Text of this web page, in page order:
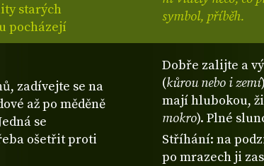
starých
pocházejí
symbol, příběh.
zadívejte se na
až po měděně
se
ošetřit proti
Dobře zalijte a
(kůrou nebo i zemí
mají hlubokou,
mokro). Plné
Stříhání: na
po mrazech ji